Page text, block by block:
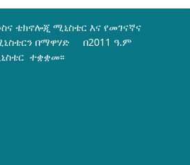
ቴክኖሎጂ ሚኒስቴር እና የመገናኛና
በማዋሃድ በ2011 ዓ.ም
ተቋቋመ፡፡